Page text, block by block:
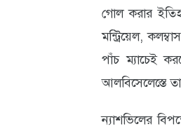
গোল করার
মন্ট্রিয়েল,
পাঁচ ম্যাচেই
আলবিসেলেস্তে
ন্যাশভিলের